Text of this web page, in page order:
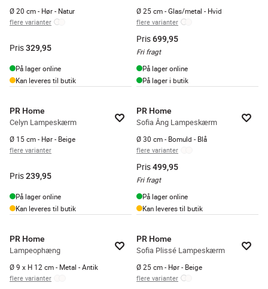
Ø 20 cm - Hør - Natur
flere varianter
Pris329,95
På lager online
Kan leveres til butik
Ø 25 cm - Glas/metal - Hvid
flere varianter
Pris699,95
Fri fragt
På lager online
På lager i butik
PR Home
Celyn Lampeskærm
Ø 15 cm - Hør - Beige
flere varianter
Pris239,95
På lager online
Kan leveres til butik
PR Home
Sofia Âng Lampeskærm
Ø 30 cm - Bomuld - Blå
flere varianter
Pris499,95
Fri fragt
På lager online
Kan leveres til butik
PR Home
Lampeophæng
Ø 9 x H 12 cm - Metal - Antik
flere varianter
PR Home
Sofia Plissé Lampeskærm
Ø 25 cm - Hør - Beige
flere varianter